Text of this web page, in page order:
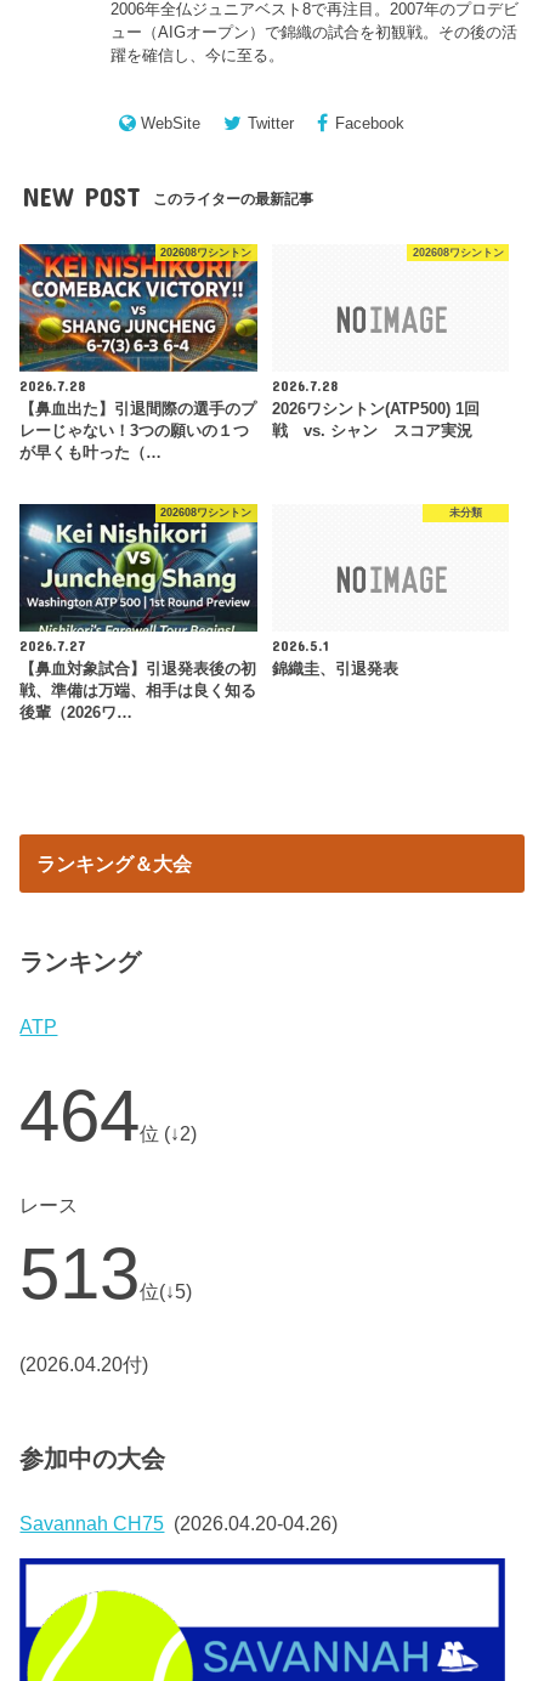
2006年全仏ジュニアベスト8で再注目。2007年のプロデビ
ュー（AIGオープン）で錦織の試合を初観戦。その後の活
躍を確信し、今に至る。
WebSite Twitter Facebook
NEW POST このライターの最新記事
202608ワシントン
2026.7.28
【鼻血出た】引退間際の選手のプ
レーじゃない！3つの願いの１つ
が早くも叶った（…
202608ワシントン
2026.7.28
2026ワシントン(ATP500) 1回
戦 vs. シャン スコア実況
202608ワシントン
2026.7.27
【鼻血対象試合】引退発表後の初
戦、準備は万端、相手は良く知る
後輩（2026ワ…
未分類
2026.5.1
錦織圭、引退発表
ランキング＆大会
ランキング
ATP
464位 (↓2)
レース
513位(↓5)
(2026.04.20付)
参加中の大会
Savannah CH75 (2026.04.20-04.26)